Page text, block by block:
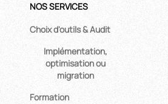
NOS SERVICES
Choix d'outils & Audit
Implémentation,
optimisation ou
migration
Formation